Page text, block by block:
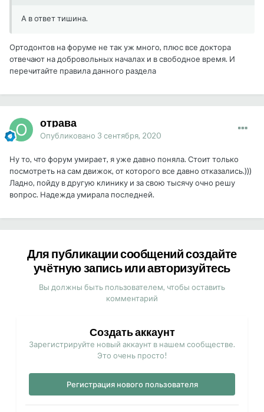
А в ответ тишина.
Ортодонтов на форуме не так уж много, плюс все доктора
отвечают на добровольных началах и в свободное время. И
перечитайте правила данного раздела
отрава
Опубликовано 3 сентября, 2020
Ну то, что форум умирает, я уже давно поняла. Стоит только
посмотреть на сам движок, от которого все давно отказались.)))
Ладно, пойду в другую клинику и за свою тысячу очно решу
вопрос. Надежда умирала последней.
Для публикации сообщений создайте
учётную запись или авторизуйтесь
Вы должны быть пользователем, чтобы оставить
комментарий
Создать аккаунт
Зарегистрируйте новый аккаунт в нашем сообществе.
Это очень просто!
Регистрация нового пользователя